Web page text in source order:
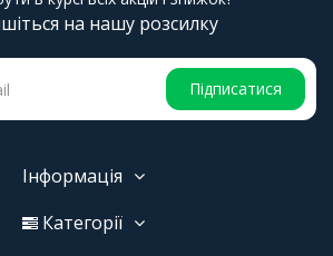
на нашу розсилку
Підписатися
Інформація
Категорії